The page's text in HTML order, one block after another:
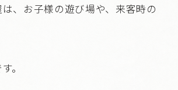
、お子様の遊び場や、来客時の
。